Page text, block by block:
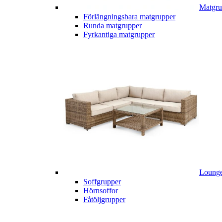
Förlängningsbara matgrupper
Runda matgrupper
Fyrkantiga matgrupper
Soffgrupper
Hörnsoffor
Fåtöljgrupper